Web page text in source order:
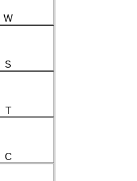
W
S
T
C